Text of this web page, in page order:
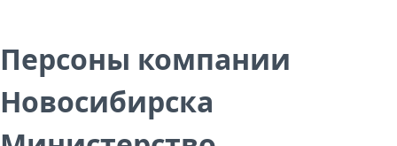
Персоны компании
Новосибирска